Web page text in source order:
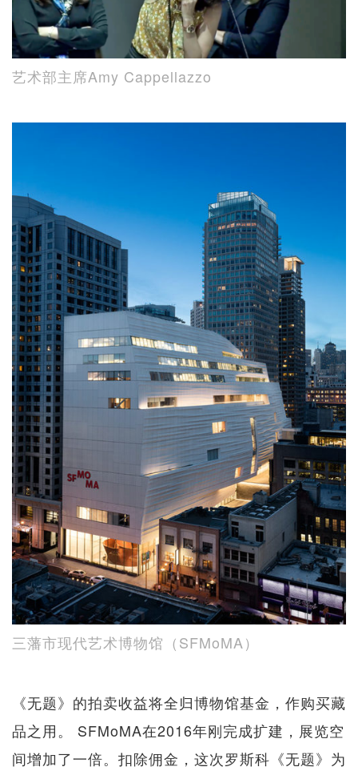
艺术部主席Amy Cappellazzo
三藩市现代艺术博物馆（SFMoMA）
《无题》的拍卖收益将全归博物馆基金，作购买藏
品之用。 SFMoMA在2016年刚完成扩建，展览空
间增加了一倍。扣除佣金，这次罗斯科《无题》为